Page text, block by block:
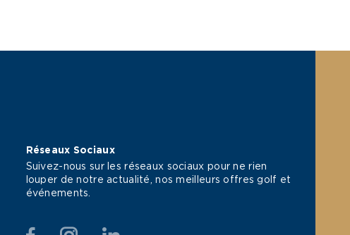
Réseaux Sociaux
Suivez-nous sur les réseaux sociaux pour ne rien
louper de notre actualité, nos meilleurs offres golf et
événements.